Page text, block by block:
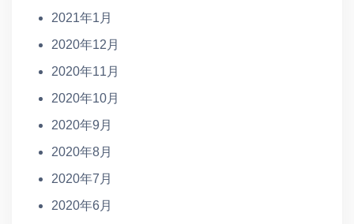
2021年1月
2020年12月
2020年11月
2020年10月
2020年9月
2020年8月
2020年7月
2020年6月